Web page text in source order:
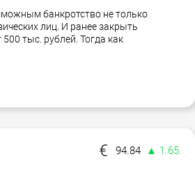
банкротство не только
лиц. И ранее закрыть
тыс. рублей. Тогда как
94.84
▲ 1.65